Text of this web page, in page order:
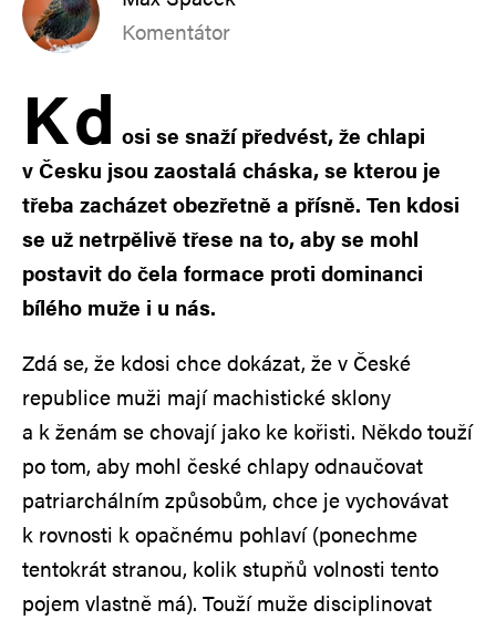
Komentátor
Kd osi se snaží předvést, že chlapi
v Česku jsou zaostalá cháska, se kterou je
třeba zacházet obezřetně a přísně. Ten kdosi
se už netrpělivě třese na to, aby se mohl
postavit do čela formace proti dominanci
bílého muže i u nás.
Zdá se, že kdosi chce dokázat, že v České
republice muži mají machistické sklony
a k ženám se chovají jako ke kořisti. Někdo touží
po tom, aby mohl české chlapy odnaučovat
patriarchálním způsobům, chce je vychovávat
k rovnosti k opačnému pohlaví (ponechme
tentokrát stranou, kolik stupňů volnosti tento
pojem vlastně má). Touží muže disciplinovat